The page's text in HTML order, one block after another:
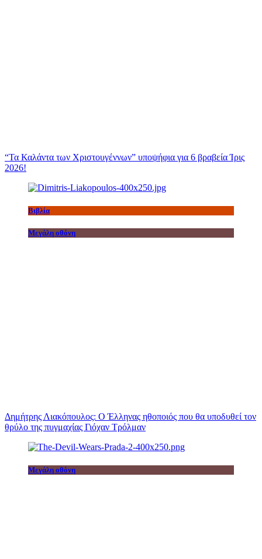
“Τα Καλάντα των Χριστουγέννων” υποψήφια για 6 βραβεία Ίρις
2026!
Βιβλία
Μεγάλη οθόνη
Δημήτρης Λιακόπουλος: Ο Έλληνας ηθοποιός που θα υποδυθεί τον
θρύλο της πυγμαχίας Γιόχαν Τρόλμαν
Μεγάλη οθόνη